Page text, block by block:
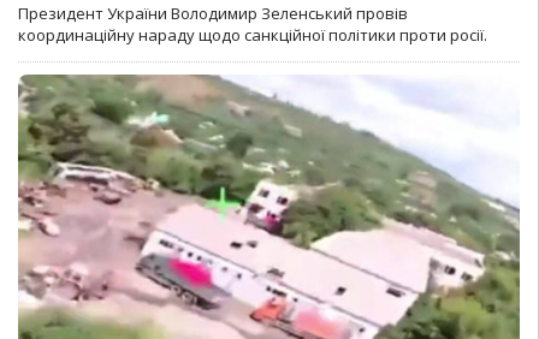
Президент України Володимир Зеленський провів
координаційну нараду щодо санкційної політики проти росії.